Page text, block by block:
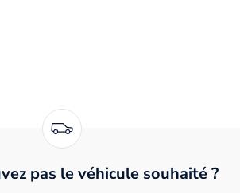
pas le véhicule souhaité ?